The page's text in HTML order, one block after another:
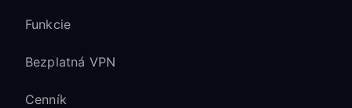
Funkcie
Bezplatná VPN
Cenník